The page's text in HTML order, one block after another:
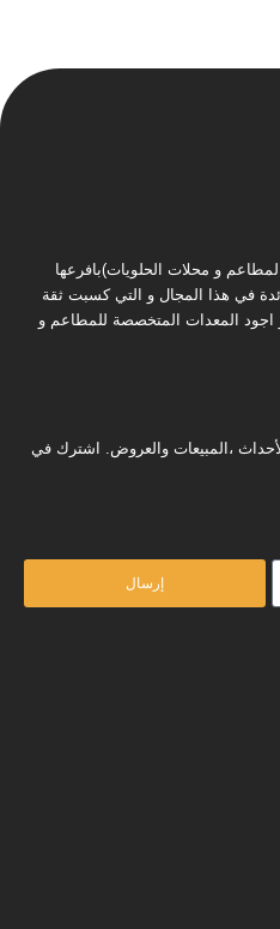
و محلات الحلويات)بافرعها
في هذا المجال و التي كسبت ثقة
اجود المعدات المتخصصة للمطاعم و
،المبيعات والعروض. اشترك في
إرسال